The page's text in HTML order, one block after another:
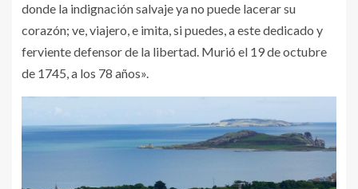
donde la indignación salvaje ya no puede lacerar su
corazón; ve, viajero, e imita, si puedes, a este dedicado y
ferviente defensor de la libertad. Murió el 19 de octubre
de 1745, a los 78 años».